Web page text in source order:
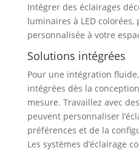
Intégrer des éclairages
luminaires à LED
personnalisée à votre
Solutions intégrées
Pour une intégration
intégrées dès la
mesure. Travaillez avec
peuvent personnaliser
préférences et de la
Les systèmes d’éclairage